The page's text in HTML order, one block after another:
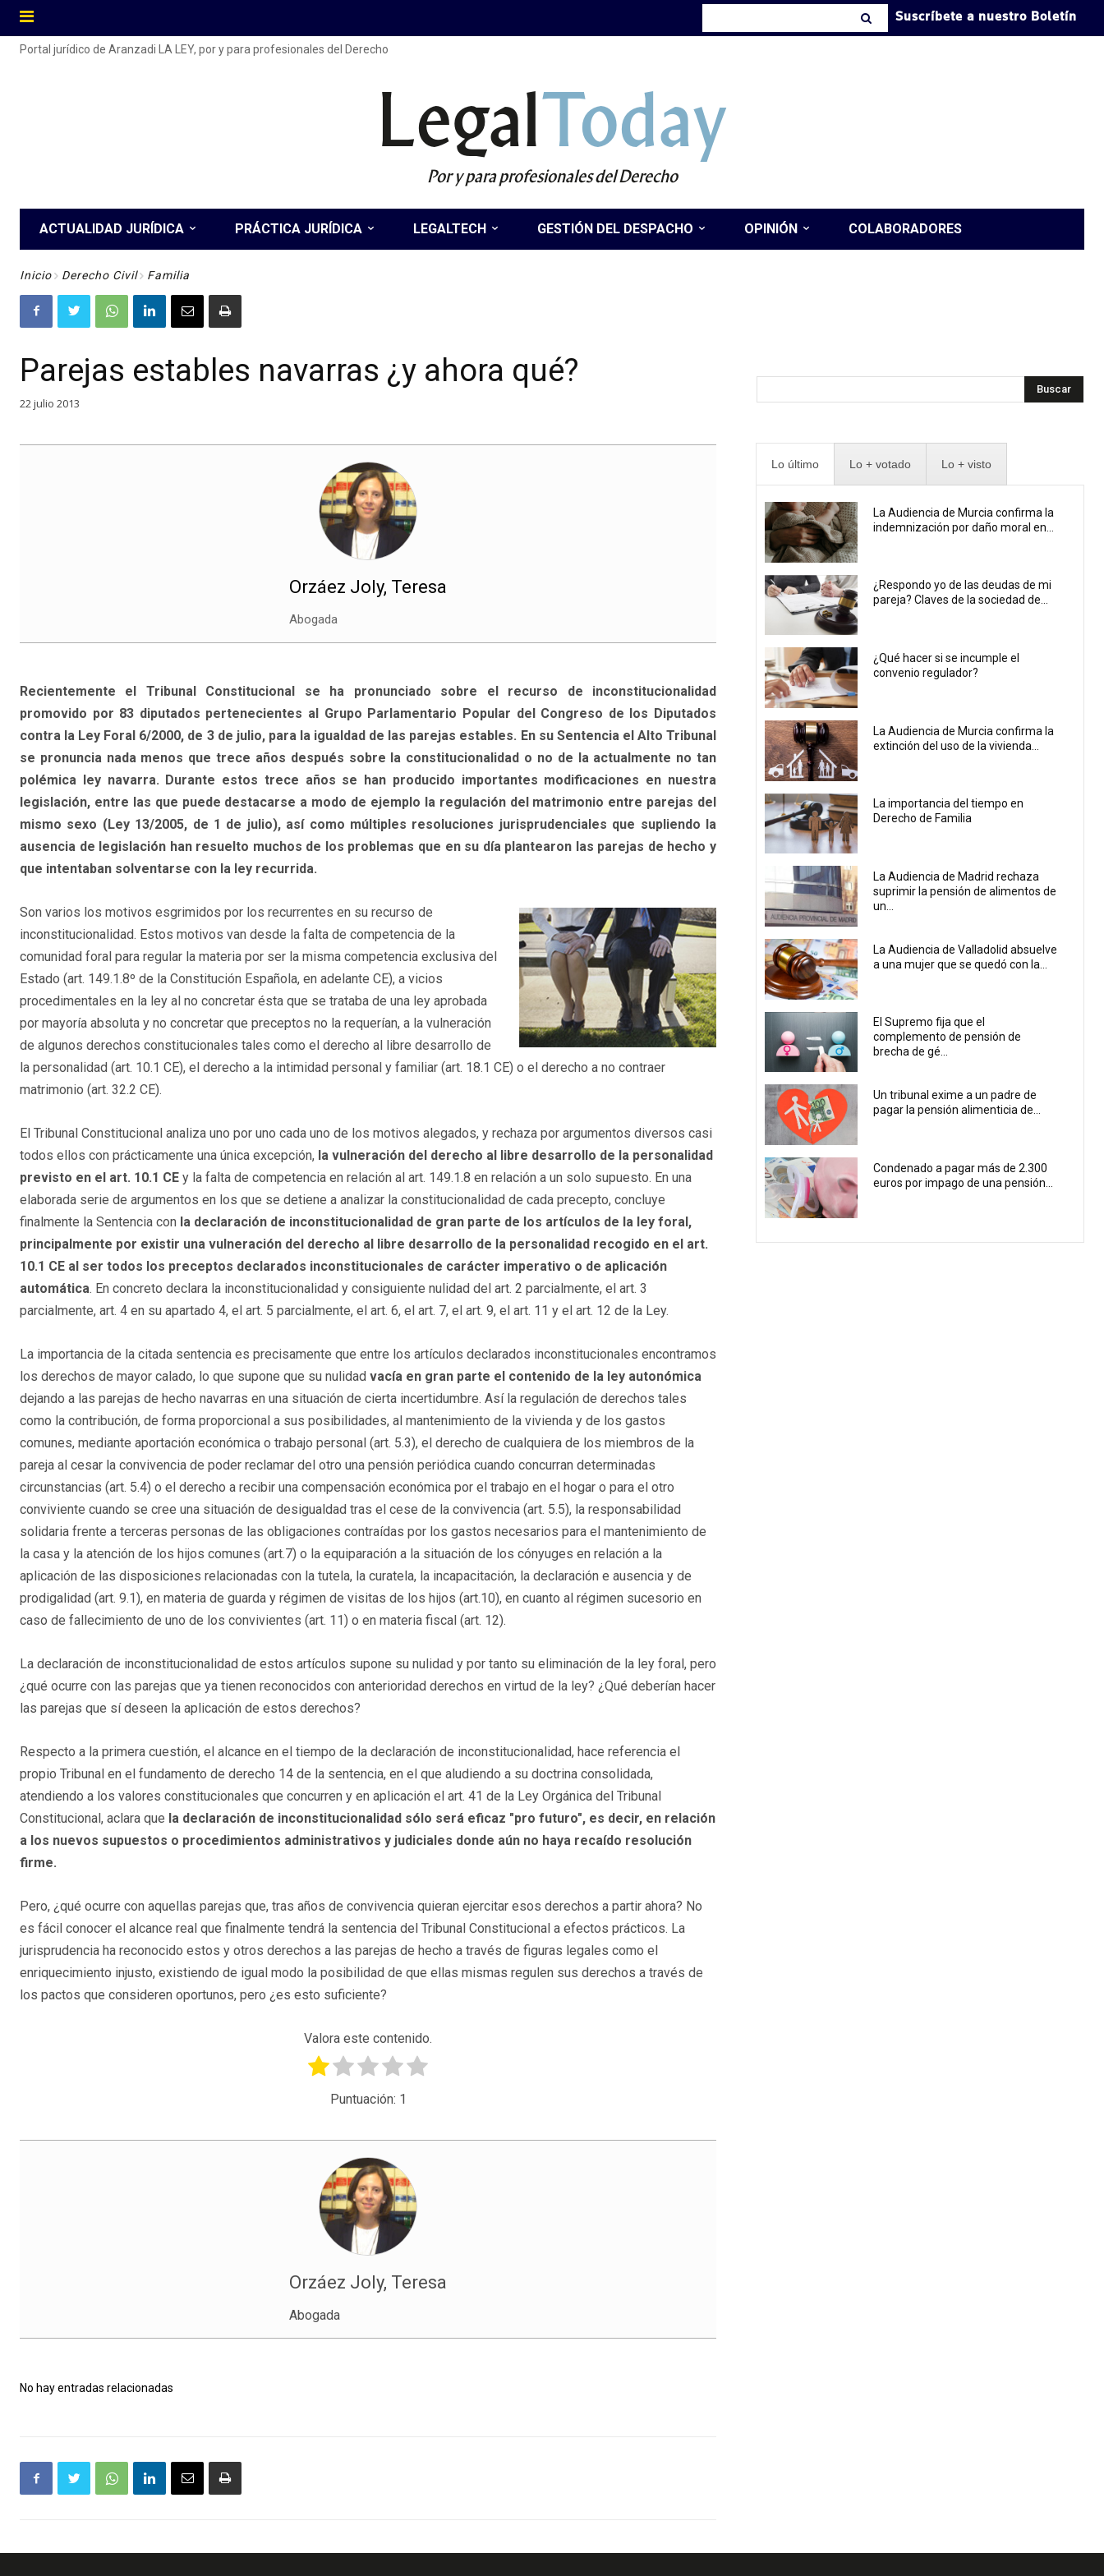
Suscríbete a nuestro Boletín
Portal jurídico de Aranzadi LA LEY, por y para profesionales del Derecho
LegalToday
Por y para profesionales del Derecho
ACTUALIDAD JURÍDICA PRÁCTICA JURÍDICA LEGALTECH GESTIÓN DEL DESPACHO OPINIÓN COLABORADORES
Inicio Derecho Civil Familia
Parejas estables navarras ¿y ahora qué?
22 julio 2013
Orzáez Joly, Teresa
Abogada
Recientemente el Tribunal Constitucional se ha pronunciado sobre el recurso de inconstitucionalidad
promovido por 83 diputados pertenecientes al Grupo Parlamentario Popular del Congreso de los Diputados
contra la Ley Foral 6/2000, de 3 de julio, para la igualdad de las parejas estables. En su Sentencia el Alto Tribunal
se pronuncia nada menos que trece años después sobre la constitucionalidad o no de la actualmente no tan
polémica ley navarra. Durante estos trece años se han producido importantes modificaciones en nuestra
legislación, entre las que puede destacarse a modo de ejemplo la regulación del matrimonio entre parejas del
mismo sexo (Ley 13/2005, de 1 de julio), así como múltiples resoluciones jurisprudenciales que supliendo la
ausencia de legislación han resuelto muchos de los problemas que en su día plantearon las parejas de hecho y
que intentaban solventarse con la ley recurrida.
Son varios los motivos esgrimidos por los recurrentes en su recurso de
inconstitucionalidad. Estos motivos van desde la falta de competencia de la
comunidad foral para regular la materia por ser la misma competencia exclusiva del
Estado (art. 149.1.8º de la Constitución Española, en adelante CE), a vicios
procedimentales en la ley al no concretar ésta que se trataba de una ley aprobada
por mayoría absoluta y no concretar que preceptos no la requerían, a la vulneración
de algunos derechos constitucionales tales como el derecho al libre desarrollo de
la personalidad (art. 10.1 CE), el derecho a la intimidad personal y familiar (art. 18.1 CE) o el derecho a no contraer
matrimonio (art. 32.2 CE).
El Tribunal Constitucional analiza uno por uno cada uno de los motivos alegados, y rechaza por argumentos diversos casi
todos ellos con prácticamente una única excepción, la vulneración del derecho al libre desarrollo de la personalidad
previsto en el art. 10.1 CE y la falta de competencia en relación al art. 149.1.8 en relación a un solo supuesto. En una
elaborada serie de argumentos en los que se detiene a analizar la constitucionalidad de cada precepto, concluye
finalmente la Sentencia con la declaración de inconstitucionalidad de gran parte de los artículos de la ley foral,
principalmente por existir una vulneración del derecho al libre desarrollo de la personalidad recogido en el art.
10.1 CE al ser todos los preceptos declarados inconstitucionales de carácter imperativo o de aplicación
automática. En concreto declara la inconstitucionalidad y consiguiente nulidad del art. 2 parcialmente, el art. 3
parcialmente, art. 4 en su apartado 4, el art. 5 parcialmente, el art. 6, el art. 7, el art. 9, el art. 11 y el art. 12 de la Ley.
La importancia de la citada sentencia es precisamente que entre los artículos declarados inconstitucionales encontramos
los derechos de mayor calado, lo que supone que su nulidad vacía en gran parte el contenido de la ley autonómica
dejando a las parejas de hecho navarras en una situación de cierta incertidumbre. Así la regulación de derechos tales
como la contribución, de forma proporcional a sus posibilidades, al mantenimiento de la vivienda y de los gastos
comunes, mediante aportación económica o trabajo personal (art. 5.3), el derecho de cualquiera de los miembros de la
pareja al cesar la convivencia de poder reclamar del otro una pensión periódica cuando concurran determinadas
circunstancias (art. 5.4) o el derecho a recibir una compensación económica por el trabajo en el hogar o para el otro
conviviente cuando se cree una situación de desigualdad tras el cese de la convivencia (art. 5.5), la responsabilidad
solidaria frente a terceras personas de las obligaciones contraídas por los gastos necesarios para el mantenimiento de
la casa y la atención de los hijos comunes (art.7) o la equiparación a la situación de los cónyuges en relación a la
aplicación de las disposiciones relacionadas con la tutela, la curatela, la incapacitación, la declaración e ausencia y de
prodigalidad (art. 9.1), en materia de guarda y régimen de visitas de los hijos (art.10), en cuanto al régimen sucesorio en
caso de fallecimiento de uno de los convivientes (art. 11) o en materia fiscal (art. 12).
La declaración de inconstitucionalidad de estos artículos supone su nulidad y por tanto su eliminación de la ley foral, pero
¿qué ocurre con las parejas que ya tienen reconocidos con anterioridad derechos en virtud de la ley? ¿Qué deberían hacer
las parejas que sí deseen la aplicación de estos derechos?
Respecto a la primera cuestión, el alcance en el tiempo de la declaración de inconstitucionalidad, hace referencia el
propio Tribunal en el fundamento de derecho 14 de la sentencia, en el que aludiendo a su doctrina consolidada,
atendiendo a los valores constitucionales que concurren y en aplicación el art. 41 de la Ley Orgánica del Tribunal
Constitucional, aclara que la declaración de inconstitucionalidad sólo será eficaz "pro futuro", es decir, en relación
a los nuevos supuestos o procedimientos administrativos y judiciales donde aún no haya recaído resolución
firme.
Pero, ¿qué ocurre con aquellas parejas que, tras años de convivencia quieran ejercitar esos derechos a partir ahora? No
es fácil conocer el alcance real que finalmente tendrá la sentencia del Tribunal Constitucional a efectos prácticos. La
jurisprudencia ha reconocido estos y otros derechos a las parejas de hecho a través de figuras legales como el
enriquecimiento injusto, existiendo de igual modo la posibilidad de que ellas mismas regulen sus derechos a través de
los pactos que consideren oportunos, pero ¿es esto suficiente?
Valora este contenido.
Puntuación: 1
Orzáez Joly, Teresa
Abogada
No hay entradas relacionadas
Buscar
Lo último Lo + votado Lo + visto
La Audiencia de Murcia confirma la
indemnización por daño moral en...
¿Respondo yo de las deudas de mi
pareja? Claves de la sociedad de...
¿Qué hacer si se incumple el
convenio regulador?
La Audiencia de Murcia confirma la
extinción del uso de la vivienda...
La importancia del tiempo en
Derecho de Familia
La Audiencia de Madrid rechaza
suprimir la pensión de alimentos de
un...
La Audiencia de Valladolid absuelve
a una mujer que se quedó con la...
El Supremo fija que el
complemento de pensión de
brecha de gé...
Un tribunal exime a un padre de
pagar la pensión alimenticia de...
Condenado a pagar más de 2.300
euros por impago de una pensión...